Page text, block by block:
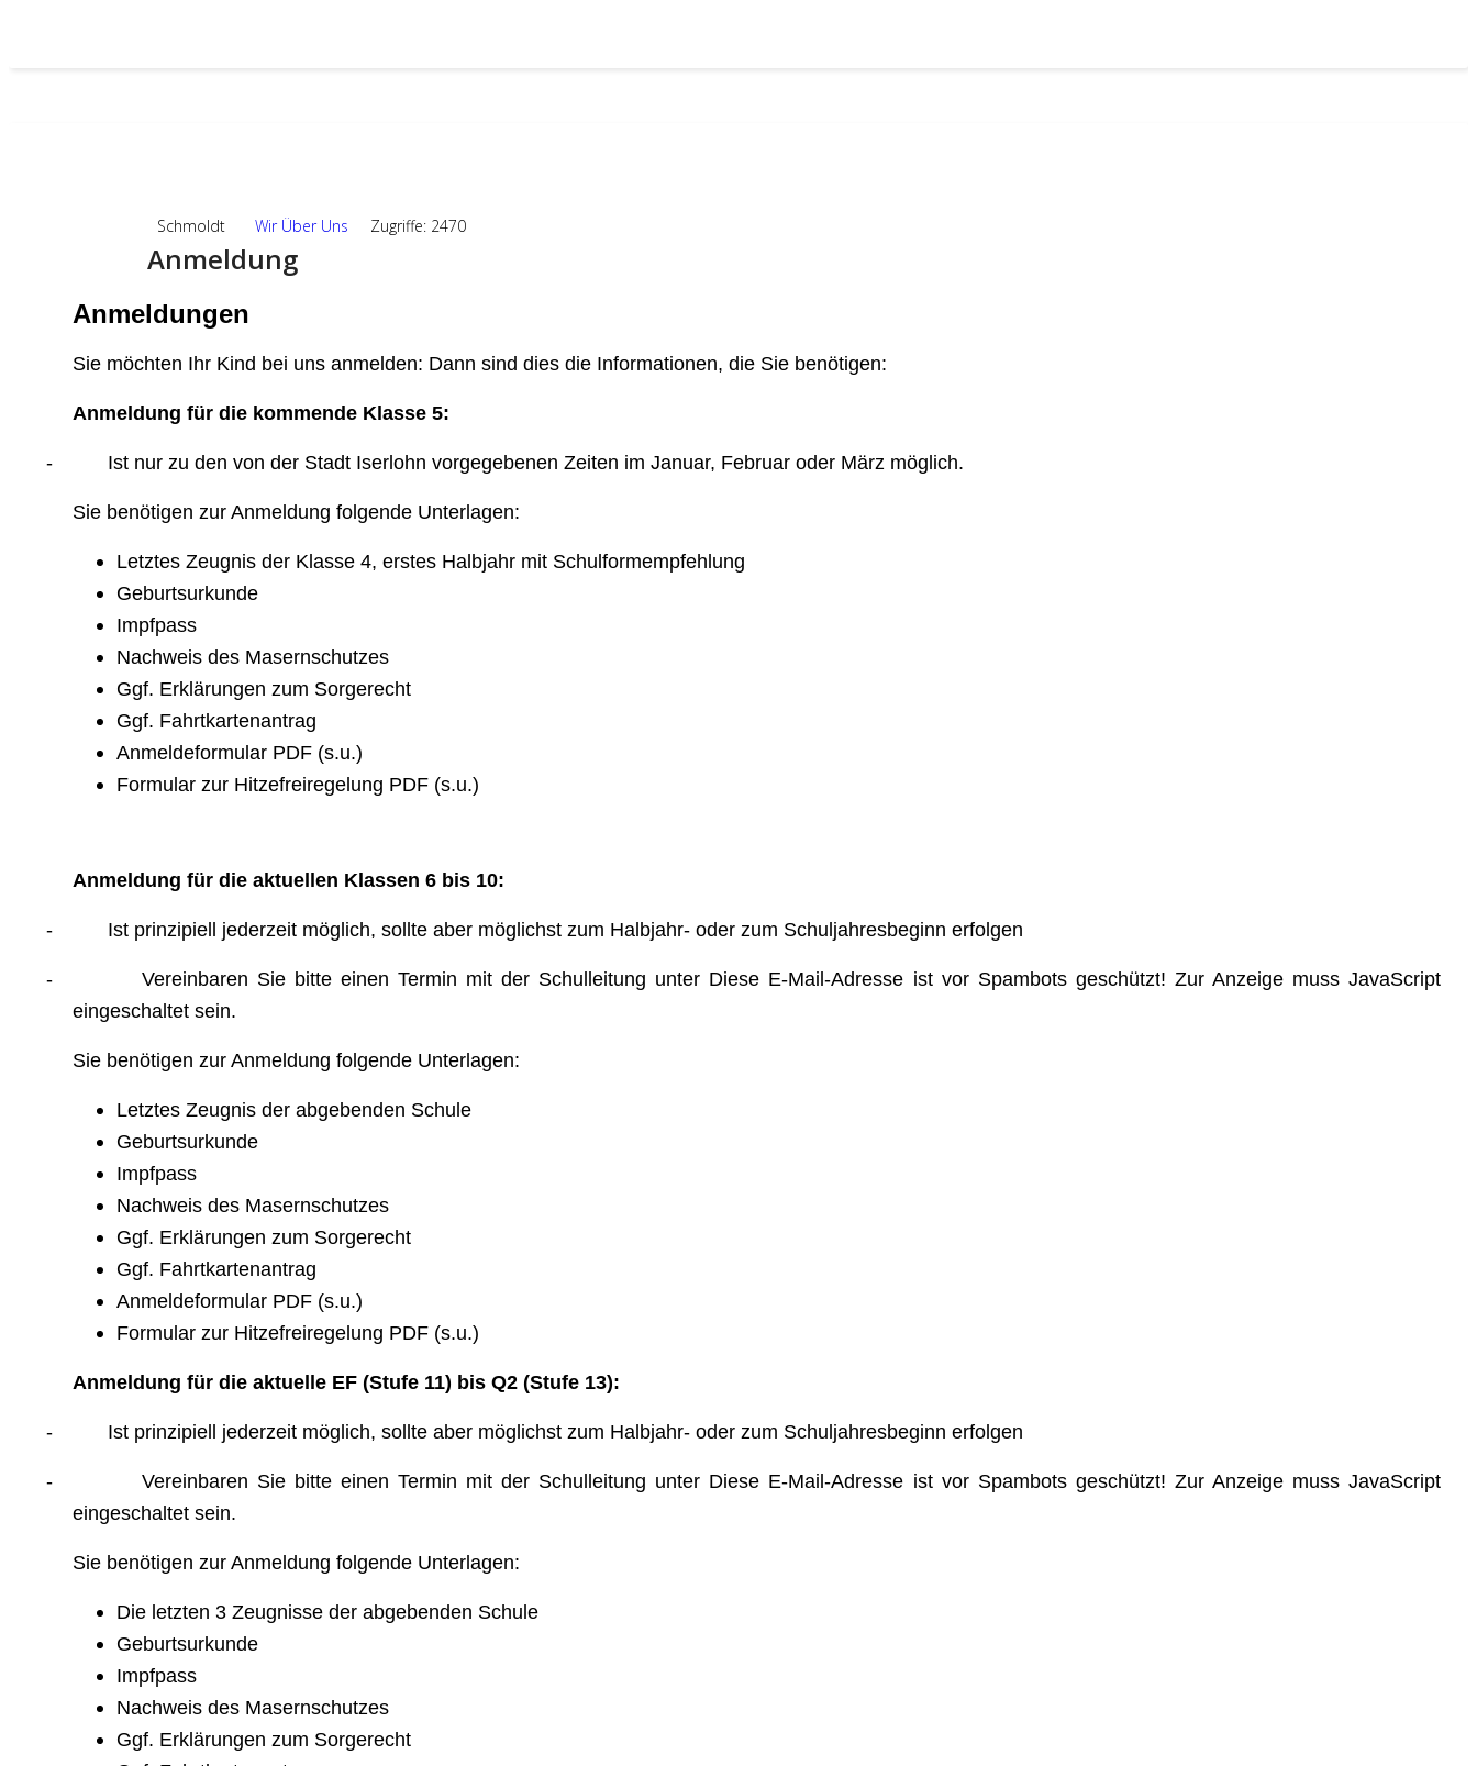
Schmoldt Wir Über Uns Zugriffe: 2470
Anmeldung
Anmeldungen
Sie möchten Ihr Kind bei uns anmelden: Dann sind dies die Informationen, die Sie benötigen:
Anmeldung für die kommende Klasse 5:
- Ist nur zu den von der Stadt Iserlohn vorgegebenen Zeiten im Januar, Februar oder März möglich.
Sie benötigen zur Anmeldung folgende Unterlagen:
Letztes Zeugnis der Klasse 4, erstes Halbjahr mit Schulformempfehlung
Geburtsurkunde
Impfpass
Nachweis des Masernschutzes
Ggf. Erklärungen zum Sorgerecht
Ggf. Fahrtkartenantrag
Anmeldeformular PDF (s.u.)
Formular zur Hitzefreiregelung PDF (s.u.)
Anmeldung für die aktuellen Klassen 6 bis 10:
- Ist prinzipiell jederzeit möglich, sollte aber möglichst zum Halbjahr- oder zum Schuljahresbeginn erfolgen
- Vereinbaren Sie bitte einen Termin mit der Schulleitung unter Diese E-Mail-Adresse ist vor Spambots geschützt! Zur Anzeige muss JavaScript
eingeschaltet sein.
Sie benötigen zur Anmeldung folgende Unterlagen:
Letztes Zeugnis der abgebenden Schule
Geburtsurkunde
Impfpass
Nachweis des Masernschutzes
Ggf. Erklärungen zum Sorgerecht
Ggf. Fahrtkartenantrag
Anmeldeformular PDF (s.u.)
Formular zur Hitzefreiregelung PDF (s.u.)
Anmeldung für die aktuelle EF (Stufe 11) bis Q2 (Stufe 13):
- Ist prinzipiell jederzeit möglich, sollte aber möglichst zum Halbjahr- oder zum Schuljahresbeginn erfolgen
- Vereinbaren Sie bitte einen Termin mit der Schulleitung unter Diese E-Mail-Adresse ist vor Spambots geschützt! Zur Anzeige muss JavaScript
eingeschaltet sein.
Sie benötigen zur Anmeldung folgende Unterlagen:
Die letzten 3 Zeugnisse der abgebenden Schule
Geburtsurkunde
Impfpass
Nachweis des Masernschutzes
Ggf. Erklärungen zum Sorgerecht